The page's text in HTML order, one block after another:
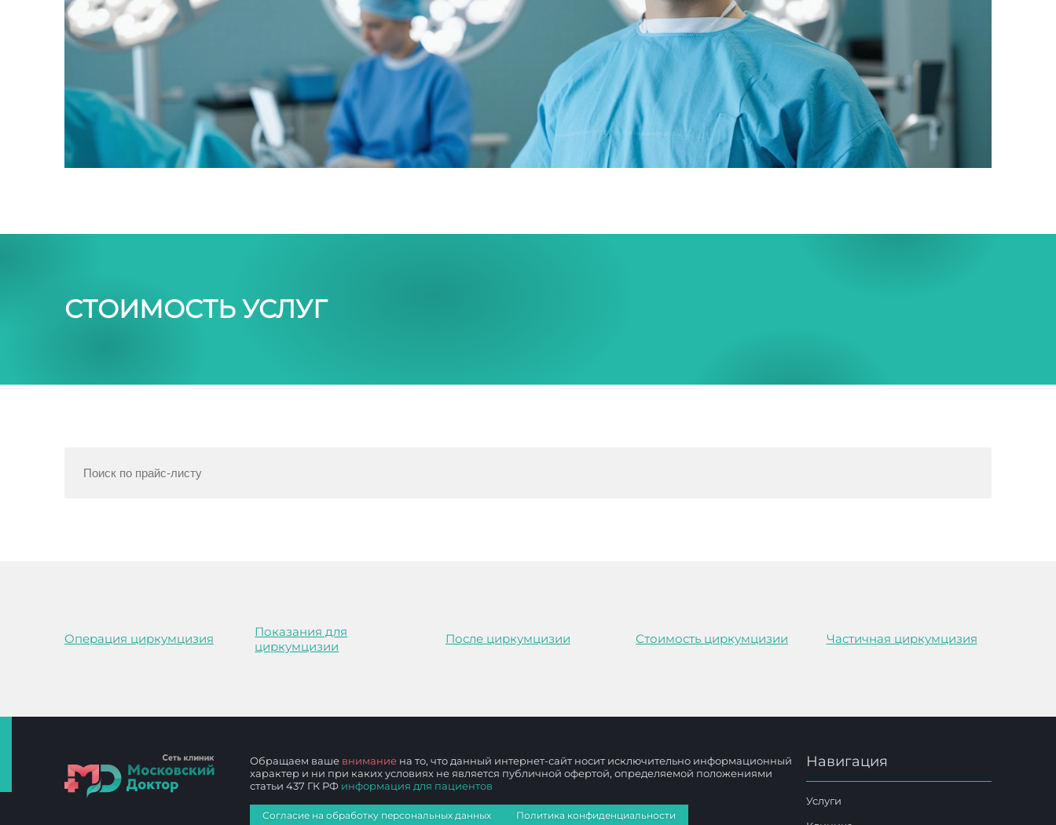
СТОИМОСТЬ УСЛУГ
Операция циркумцизия
Показания для
циркумцизии
После циркумцизии Стоимость циркумцизии Частичная циркумцизия
Обращаем ваше внимание на то, что данный интернет-сайт носит исключительно информационный
характер и ни при каких условиях не является публичной офертой, определяемой положениями
статьи 437 ГК РФ информация для пациентов
Согласие на обработку персональных данных Политика конфиденциальности
Навигация
Услуги